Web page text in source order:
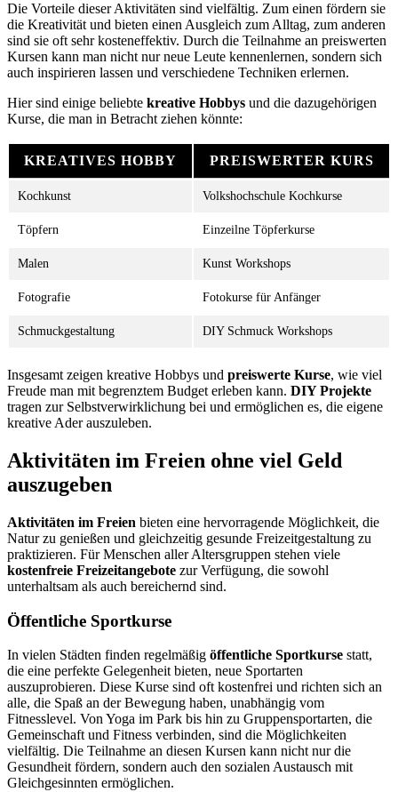
Die Vorteile dieser Aktivitäten sind vielfältig. Zum einen fördern sie
die Kreativität und bieten einen Ausgleich zum Alltag, zum anderen
sind sie oft sehr kosteneffektiv. Durch die Teilnahme an preiswerten
Kursen kann man nicht nur neue Leute kennenlernen, sondern sich
auch inspirieren lassen und verschiedene Techniken erlernen.
Hier sind einige beliebte kreative Hobbys und die dazugehörigen
Kurse, die man in Betracht ziehen könnte:
KREATIVES HOBBY PREISWERTER KURS
Kochkunst Volkshochschule Kochkurse
Töpfern Einzeilne Töpferkurse
Malen Kunst Workshops
Fotografie Fotokurse für Anfänger
Schmuckgestaltung DIY Schmuck Workshops
Insgesamt zeigen kreative Hobbys und preiswerte Kurse, wie viel
Freude man mit begrenztem Budget erleben kann. DIY Projekte
tragen zur Selbstverwirklichung bei und ermöglichen es, die eigene
kreative Ader auszuleben.
Aktivitäten im Freien ohne viel Geld
auszugeben
Aktivitäten im Freien bieten eine hervorragende Möglichkeit, die
Natur zu genießen und gleichzeitig gesunde Freizeitgestaltung zu
praktizieren. Für Menschen aller Altersgruppen stehen viele
kostenfreie Freizeitangebote zur Verfügung, die sowohl
unterhaltsam als auch bereichernd sind.
Öffentliche Sportkurse
In vielen Städten finden regelmäßig öffentliche Sportkurse statt,
die eine perfekte Gelegenheit bieten, neue Sportarten
auszuprobieren. Diese Kurse sind oft kostenfrei und richten sich an
alle, die Spaß an der Bewegung haben, unabhängig vom
Fitnesslevel. Von Yoga im Park bis hin zu Gruppensportarten, die
Gemeinschaft und Fitness verbinden, sind die Möglichkeiten
vielfältig. Die Teilnahme an diesen Kursen kann nicht nur die
Gesundheit fördern, sondern auch den sozialen Austausch mit
Gleichgesinnten ermöglichen.